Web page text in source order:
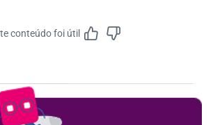
conteúdo foi útil